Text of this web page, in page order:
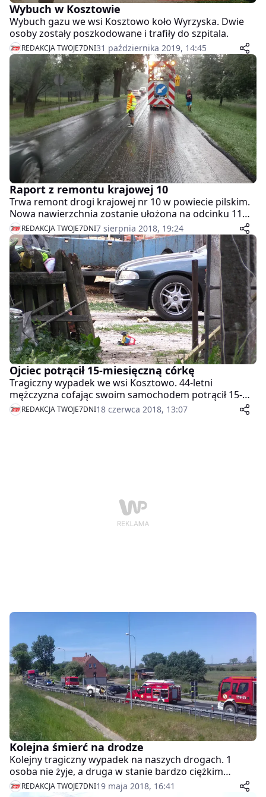
Wybuch w Kosztowie
Wybuch gazu we wsi Kosztowo koło Wyrzyska. Dwie
osoby zostały poszkodowane i trafiły do szpitala.
REDAKCJA TWOJE7DNI31 października 2019, 14:45
Raport z remontu krajowej 10
Trwa remont drogi krajowej nr 10 w powiecie pilskim.
Nowa nawierzchnia zostanie ułożona na odcinku 11
kilometrów. W wielu miejscach zamontowane będą
nowe bariery.
REDAKCJA TWOJE7DNI7 sierpnia 2018, 19:24
Ojciec potrącił 15-miesięczną córkę
Tragiczny wypadek we wsi Kosztowo. 44-letni
mężczyzna cofając swoim samochodem potrącił 15-
miesięczną córeczkę. Dziecko w stanie bardzo
poważnym trafiło śmigłowcem LPR do szpitala w
REDAKCJA TWOJE7DNI18 czerwca 2018, 13:07
Kolejna śmierć na drodze
Kolejny tragiczny wypadek na naszych drogach. 1
osoba nie żyje, a druga w stanie bardzo ciężkim
została zabrana śmigłowcem LPR do szpitala w
REDAKCJA TWOJE7DNI19 maja 2018, 16:41